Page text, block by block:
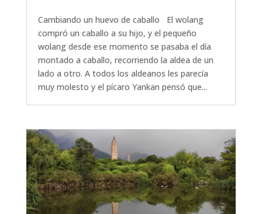
Cambiando un huevo de caballo El wolang
compró un caballo a su hijo, y el pequeño
wolang desde ese momento se pasaba el día
montado a caballo, recorriendo la aldea de un
lado a otro. A todos los aldeanos les parecía
muy molesto y el pícaro Yankan pensó que...